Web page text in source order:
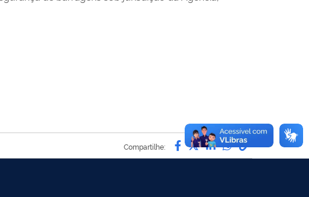
Compartilhe: Compartilhe por
Compartilhe por
Compartilhe por
Compartilhe
link para